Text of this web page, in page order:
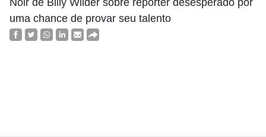
uma chance de provar seu talento